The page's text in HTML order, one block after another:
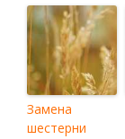
Замена
шестерни